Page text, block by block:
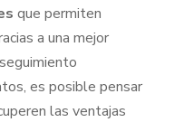
que permiten
a una mejor
es posible pensar
las ventajas